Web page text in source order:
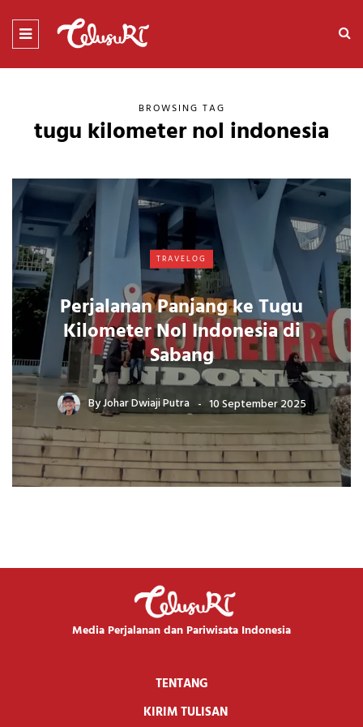
BROWSING TAG
tugu kilometer nol indonesia
TRAVELOG
Perjalanan Panjang ke Tugu
Kilometer Nol Indonesia di
Sabang
ByJohar Dwiaji Putra 10 September 2025
Media Perjalanan dan Pariwisata Indonesia
TENTANG
KIRIM TULISAN